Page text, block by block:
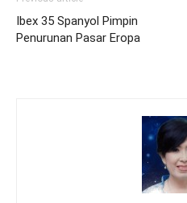
Ibex 35 Spanyol Pimpin
Penurunan Pasar Eropa